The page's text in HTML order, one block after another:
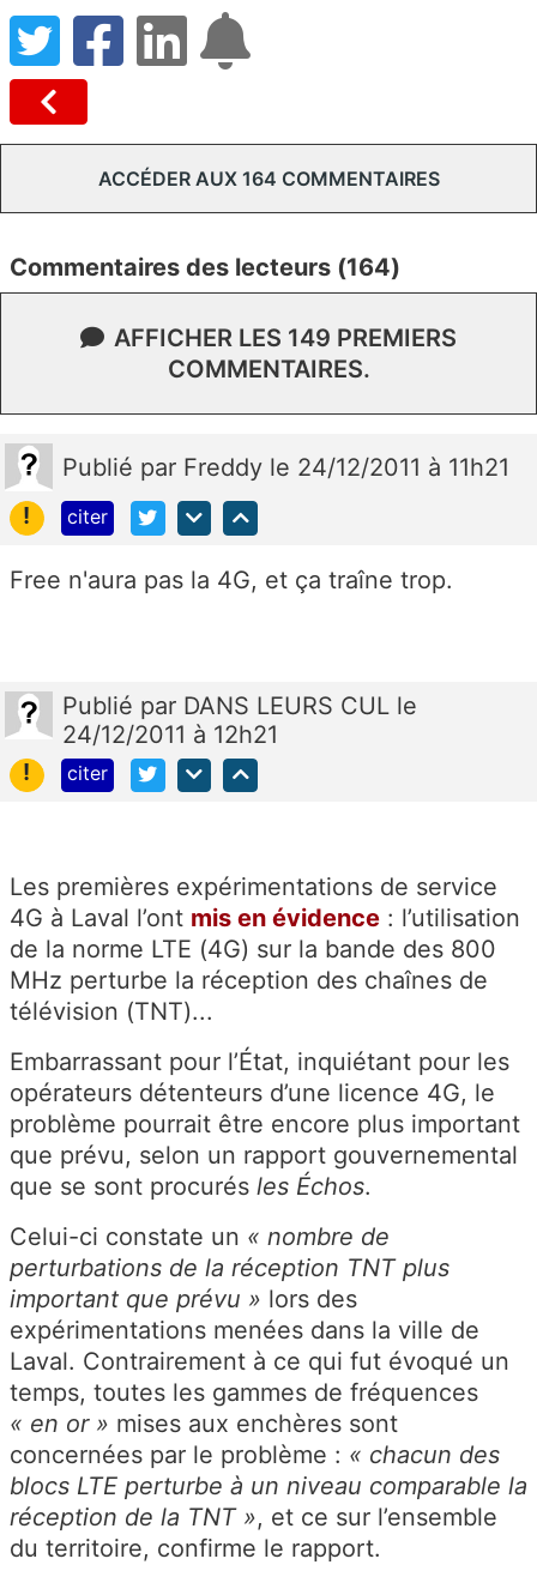
ACCÉDER AUX 164 COMMENTAIRES
Commentaires des lecteurs (164)
AFFICHER LES 149 PREMIERS
COMMENTAIRES.
Publié par Freddy le 24/12/2011 à 11h21
!
citer
Free n'aura pas la 4G, et ça traîne trop.
Publié par DANS LEURS CUL le
24/12/2011 à 12h21
!
citer
Les premières expérimentations de service
4G à Laval l’ont mis en évidence : l’utilisation
de la norme LTE (4G) sur la bande des 800
MHz perturbe la réception des chaînes de
télévision (TNT)...
Embarrassant pour l’État, inquiétant pour les
opérateurs détenteurs d’une licence 4G, le
problème pourrait être encore plus important
que prévu, selon un rapport gouvernemental
que se sont procurés les Échos.
Celui-ci constate un « nombre de
perturbations de la réception TNT plus
important que prévu » lors des
expérimentations menées dans la ville de
Laval. Contrairement à ce qui fut évoqué un
temps, toutes les gammes de fréquences
« en or » mises aux enchères sont
concernées par le problème : « chacun des
blocs LTE perturbe à un niveau comparable la
réception de la TNT », et ce sur l’ensemble
du territoire, confirme le rapport.